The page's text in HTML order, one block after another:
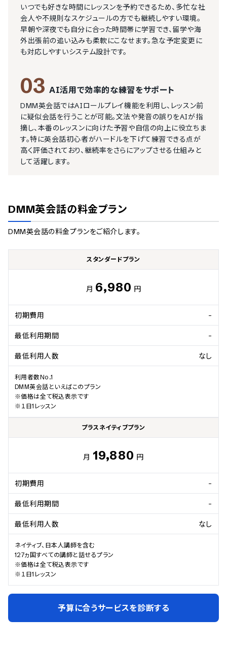
いつでも好きな時間にレッスンを予約できるため、多忙な社
会人や不規則なスケジュールの方でも継続しやすい環境。
早朝や深夜でも自分に合った時間帯に学習でき、留学や海
外出張前の追い込みも柔軟にこなせます。急な予定変更に
も対応しやすいシステム設計です。
03 AI活用で効率的な練習をサポート
DMM英会話ではAIロールプレイ機能を利用し、レッスン前
に疑似会話を行うことが可能。文法や発音の誤りをAIが指
摘し、本番のレッスンに向けた予習や自信の向上に役立ちま
す。特に英会話初心者がハードルを下げて練習できる点が
高く評価されており、継続率をさらにアップさせる仕組みと
して活躍します。
DMM英会話の料金プラン
DMM英会話の料金プランをご紹介します。
スタンダードプラン
月 6,980 円
初期費用 -
最低利用期間 -
最低利用人数 なし
利用者数No.1
DMM英会話といえばこのプラン
※価格は全て税込表示です
※１日1レッスン
プラスネイティブプラン
月 19,880 円
初期費用 -
最低利用期間 -
最低利用人数 なし
ネイティブ、日本人講師を含む
127ヵ国すべての講師と話せるプラン
※価格は全て税込表示です
※１日1レッスン
予算に合うサービスを診断する